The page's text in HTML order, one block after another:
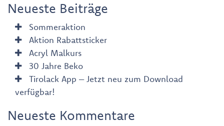
Neueste Beiträge
Sommeraktion
Aktion Rabattsticker
Acryl Malkurs
30 Jahre Beko
Tirolack App – Jetzt neu zum Download
verfügbar!
Neueste Kommentare